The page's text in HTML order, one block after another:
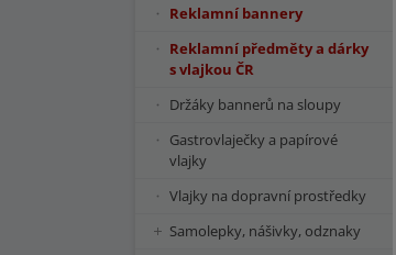
Reklamní bannery
Reklamní předměty a dárky
s vlajkou ČR
Držáky bannerů na sloupy
Gastrovlaječky a papírové
vlajky
Vlajky na dopravní prostředky
Samolepky, nášivky, odznaky